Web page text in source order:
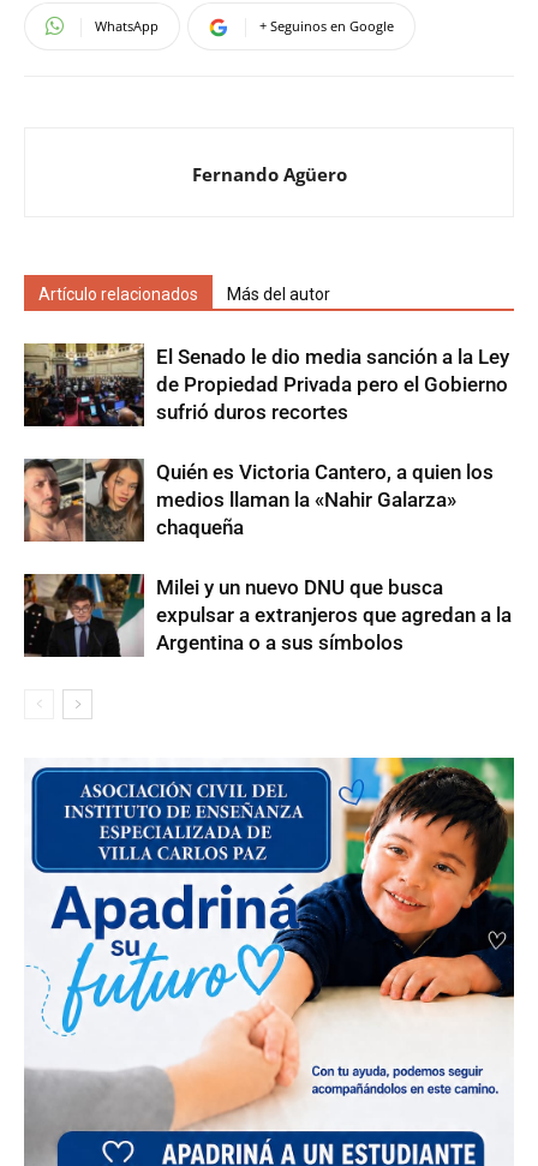
WhatsApp + Seguinos en Google
Fernando Agüero
Artículo relacionados Más del autor
El Senado le dio media sanción a la Ley
de Propiedad Privada pero el Gobierno
sufrió duros recortes
Quién es Victoria Cantero, a quien los
medios llaman la «Nahir Galarza»
chaqueña
Milei y un nuevo DNU que busca
expulsar a extranjeros que agredan a la
Argentina o a sus símbolos